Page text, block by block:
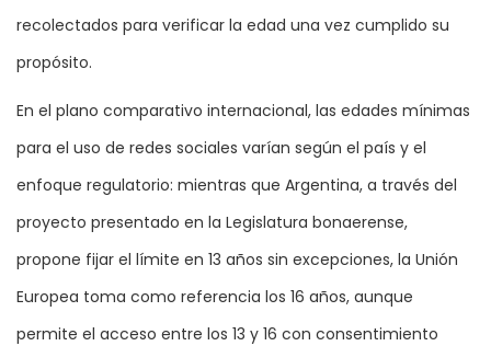
recolectados para verificar la edad una vez cumplido su
propósito.
En el plano comparativo internacional, las edades mínimas
para el uso de redes sociales varían según el país y el
enfoque regulatorio: mientras que Argentina, a través del
proyecto presentado en la Legislatura bonaerense,
propone fijar el límite en 13 años sin excepciones, la Unión
Europea toma como referencia los 16 años, aunque
permite el acceso entre los 13 y 16 con consentimiento